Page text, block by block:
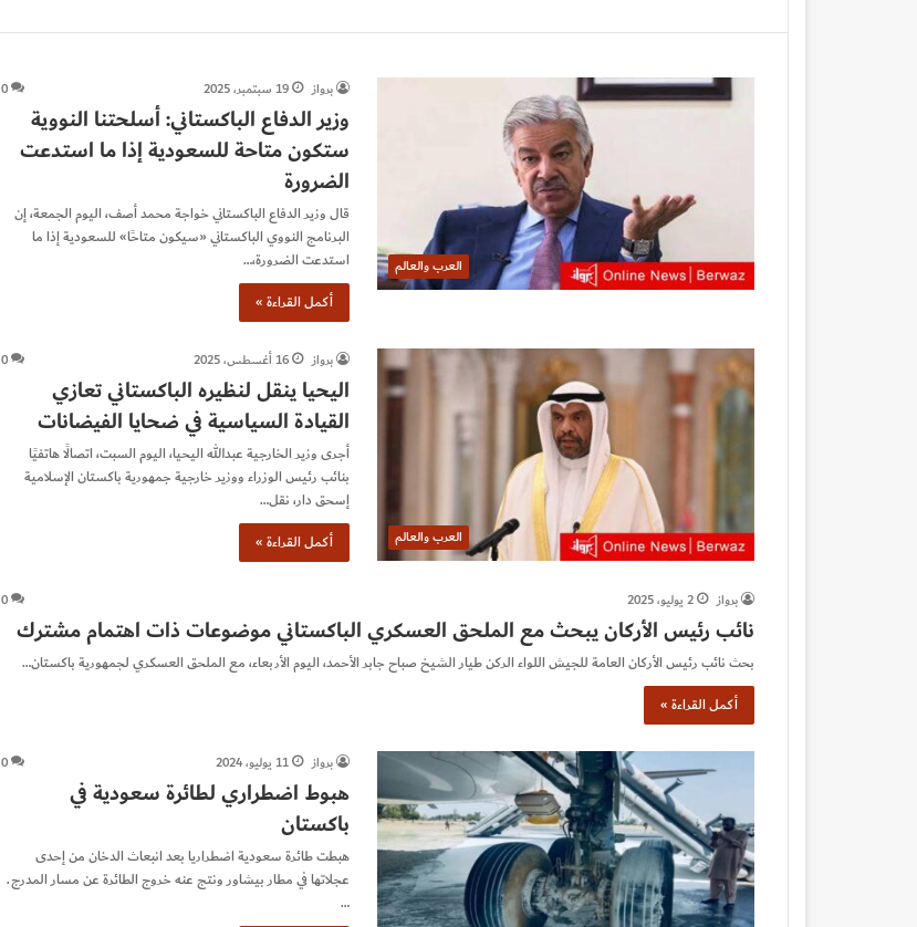
العرب والعالم
برواز 19 سبتمبر، 2025 0
وزير الدفاع الباكستاني: أسلحتنا النووية
ستكون متاحة للسعودية إذا ما استدعت
الضرورة
قال وزير الدفاع الباكستاني خواجة محمد أصف، اليوم الجمعة، إن
البرنامج النووي الباكستاني «سيكون متاحًا» للسعودية إذا ما
استدعت الضرورة،…
أكمل القراءة »
العرب والعالم
برواز 16 أغسطس، 2025 0
اليحيا ينقل لنظيره الباكستاني تعازي
القيادة السياسية في ضحايا الفيضانات
أجرى وزير الخارجية عبدالله اليحيا، اليوم السبت، اتصالًا هاتفيًا
بنائب رئيس الوزراء ووزير خارجية جمهورية باكستان الإسلامية
إسحق دار، نقل…
أكمل القراءة »
برواز 2 يوليو، 2025 0
نائب رئيس الأركان يبحث مع الملحق العسكري الباكستاني موضوعات ذات اهتمام مشترك
بحث نائب رئيس الأركان العامة للجيش اللواء الركن طيار الشيخ صباح جابر الأحمد، اليوم الأربعاء، مع الملحق العسكري لجمهورية باكستان…
أكمل القراءة »
برواز 11 يوليو، 2024 0
هبوط اضطراري لطائرة سعودية في
باكستان
هبطت طائرة سعودية اضطراريا بعد انبعاث الدخان من إحدى
عجلاتها في مطار بيشاور ونتج عنه خروج الطائرة عن مسار المدرج.
…